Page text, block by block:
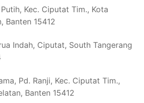
Kec. Ciputat Tim., Kota
Banten 15412
Indah, Ciputat, South Tangerang
Pd. Ranji, Kec. Ciputat Tim.,
Banten 15412